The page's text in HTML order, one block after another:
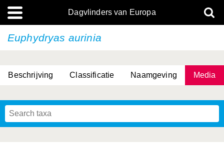
Dagvlinders van Europa
Euphydryas aurinia
Beschrijving Classificatie Naamgeving Media